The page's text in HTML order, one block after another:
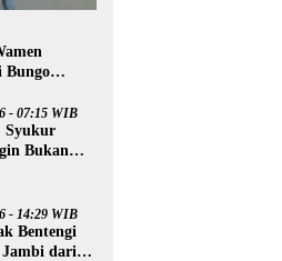
Bungo
- 07:15 WIB
Syukur
Bukan
- 14:29 WIB
Bentengi
Jambi dari